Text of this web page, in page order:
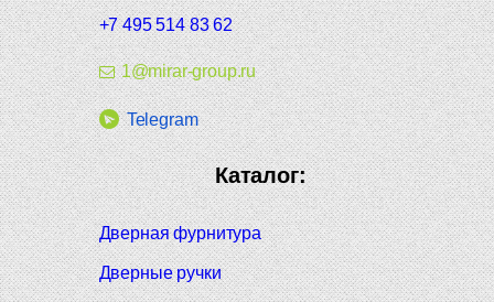
+7 495 514 83 62
1@mirar-group.ru
Telegram
Каталог:
Дверная фурнитура
Дверные ручки